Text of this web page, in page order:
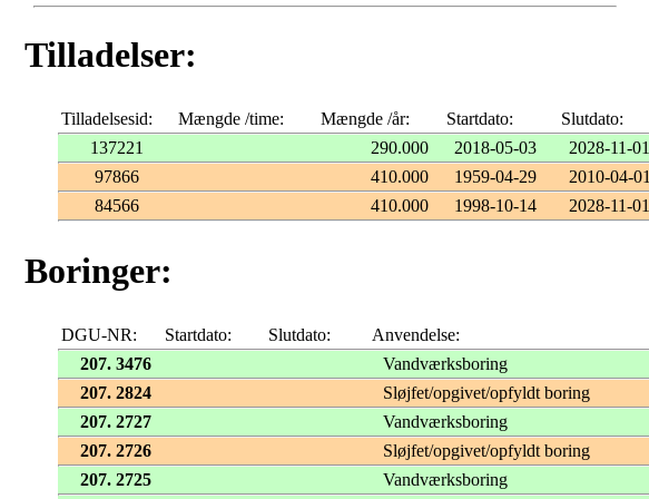
Tilladelser:
Tilladelsesid: Mængde /time: Mængde /år: Startdato: Slutdato:
137221
290.000 2018-05-03 2028-11-01
97866
410.000 1959-04-29 2010-04-01
84566
410.000 1998-10-14 2028-11-01
Boringer:
DGU-NR: Startdato: Slutdato:
Anvendelse:
207. 3476
Vandværksboring
207. 2824
Sløjfet/opgivet/opfyldt boring
207. 2727
Vandværksboring
207. 2726
Sløjfet/opgivet/opfyldt boring
207. 2725
Vandværksboring